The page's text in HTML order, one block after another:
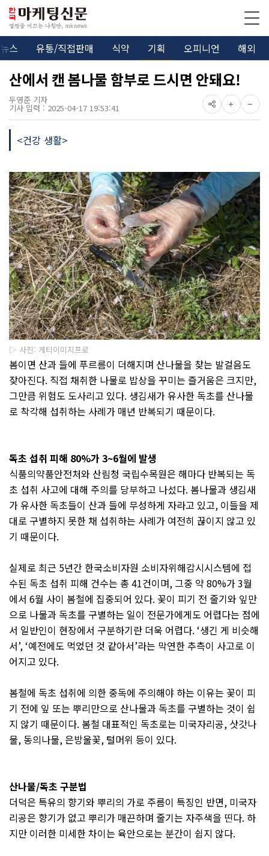
뉴스 유통/직접판매 식약 기획 오피니언 해외
산에서 캔 봄나물 함부로 드시면 안돼요!
두영준 기자
기사 입력 : 2025-04-17 19:53:41
<건강 생활>
▷ 사진: 게티이미지프로
봄이면 산과 들에 푸르름이 더해지며 산나물을 찾는 발걸음도
잦아진다. 직접 채취한 나물로 밥상을 꾸미는 즐거움은 크지만,
그만큼 위험도 도사리고 있다. 생김새가 유사한 독초를 산나물
로 착각해 섭취하는 사례가 매년 반복되기 때문이다.
독초 섭취 피해 80%가 3~6월에 발생
식품의약품안전처와 산림청 국립수목원은 해마다 반복되는 독
초 섭취 사고에 대해 주의를 당부하고 나섰다. 봄나물과 생김새
가 유사한 독초들이 산과 들에 무성하게 자라고 있고, 이들을 제
대로 구별하지 못한 채 섭취하는 사례가 여전히 끊이지 않고 있
기 때문이다.
실제로 최근 5년간 한국소비자원 소비자위해감시시스템에 접
수된 독초 섭취 피해 건수는 총 41건이며, 그중 약80%가3월
에서 6월 사이 봄철에 집중되어 있다. 꽃이 피기 전 줄기와 잎만
으로 나물과 독초를 구별하는 일이 전문가에게도 어렵다는 점에
서 일반인이 현장에서 구분하기란 더욱 어렵다. ‘생긴 게 비슷해
서’, ‘예전에도 먹었던 것 같아서’라는 막연한 추측이 사고로 이
어지고 있다.
봄철에 독초 섭취에 의한 중독에 주의해야 하는 이유는 꽃이 피
기 전에 잎 또는 뿌리만으로 산나물과 독초를 구별하는 것이 쉽
지 않기 때문이다. 봄철 대표적인 독초로는 미국자리공, 삿갓나
물, 동의나물, 은방울꽃, 털머위 등이 있다.
산나물/독초 구분법
더덕은 특유의 향기와 뿌리의 가로 주름이 특징인 반면, 미국자
리공은 향기가 없고 뿌리가 매끈하며 줄기는 자주색을 띤다. 하
지만 이러한 미세한 차이는 육안으로는 분간이 쉽지 않다.